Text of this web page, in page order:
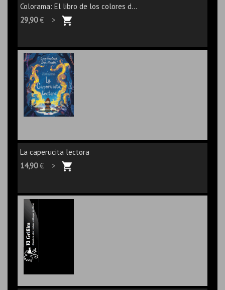
Colorama: El libro de los colores d...
29,90€ >
La caperucita lectora
14,90€ >